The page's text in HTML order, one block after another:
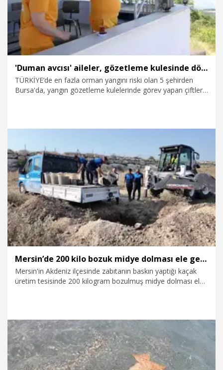
'Duman avcısı' aileler, gözetleme kulesinde dönüşümlü nöbet tutarak yeşil vatanı koruyor
TÜRKİYE’de en fazla orman yangını riski olan 5 şehirden
Bursa'da, yangın gözetleme kulelerinde görev yapan çiftler,
Mustafakemalpaşa, Orhaneli ve Balıkesir’in Susurluk
büyüttüklerini söyleyen Ayşe Kaya, kendisinin gündüz, eşinin
ise geceleri nöbet tuttuğunu belirtti.
6.08.2026 Video
Mersin’de 200 kilo bozuk midye dolması ele geçirildi
Mersin'in Akdeniz ilçesinde zabıtanın baskın yaptığı kaçak
üretim tesisinde 200 kilogram bozulmuş midye dolması ele
6.08.2026 Gündem